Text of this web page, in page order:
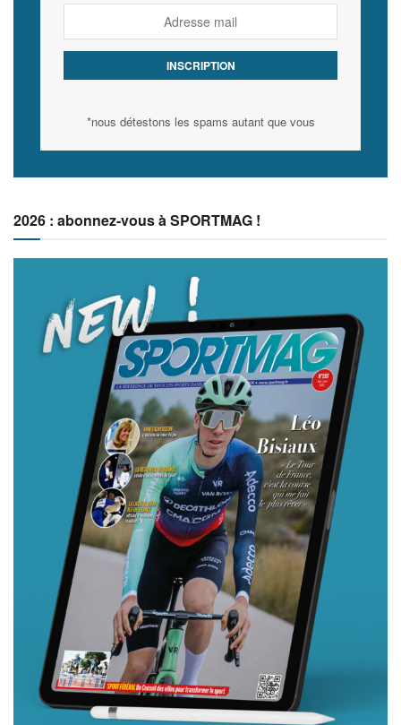
*nous détestons les spams autant que vous
2026 : abonnez-vous à SPORTMAG !